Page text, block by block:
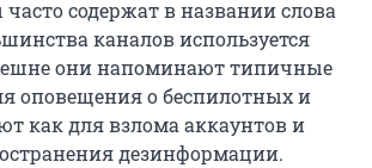
содержат в названии слова
каналов используется
они напоминают типичные
оповещения о беспилотных и
как для взлома аккаунтов и
дезинформации.